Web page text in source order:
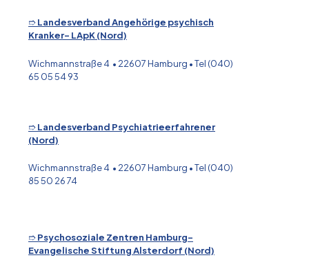
➱Landesverband Angehörige psychisch
Kranker- LApK (Nord)
Wichmannstraße 4 • 22607 Hamburg • Tel (040)
65 05 54 93
➱Landesverband Psychiatrieerfahrener
(Nord)
Wichmannstraße 4 • 22607 Hamburg • Tel (040)
85 50 26 74
➱Psychosoziale Zentren Hamburg-
Evangelische Stiftung Alsterdorf (Nord)